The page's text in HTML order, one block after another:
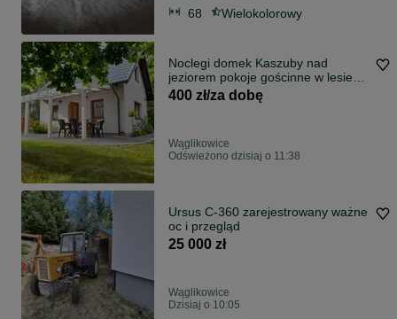
68 Wielokolorowy
Noclegi domek Kaszuby nad
jeziorem pokoje gościnne w lesie
na Kaszubach we Wdzydzkim
Parku Krajobrazowym
400 zł/za dobę
Wąglikowice
Odświeżono dzisiaj o 11:38
Ursus C-360 zarejestrowany ważne
oc i przegląd
25 000 zł
Wąglikowice
Dzisiaj o 10:05